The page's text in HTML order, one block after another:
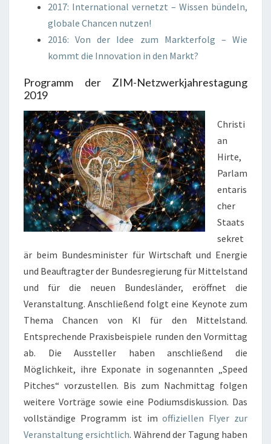
2017: International vernetzt – Wissen bündeln,
globale Chancen nutzen!
2016: Von der Idee zum Markterfolg – Wie
kommt die Innovation in den Markt?
Programm der ZIM-Netzwerkjahrestagung
2019
Christi
an
Hirte,
Parlam
entaris
cher
Staats
sekret
är beim Bundesminister für Wirtschaft und Energie
und Beauftragter der Bundesregierung für Mittelstand
und für die neuen Bundesländer, eröffnet die
Veranstaltung. Anschließend folgt eine Keynote zum
Thema Chancen von KI für den Mittelstand.
Entsprechende Praxisbeispiele runden den Vormittag
ab. Die Aussteller haben anschließend die
Möglichkeit, ihre Exponate in sogenannten „Speed
Pitches“ vorzustellen. Bis zum Nachmittag folgen
weitere Vorträge sowie eine Podiumsdiskussion. Das
vollständige Programm ist imoffiziellen Flyer zur
Veranstaltung ersichtlich. Während der Tagung haben